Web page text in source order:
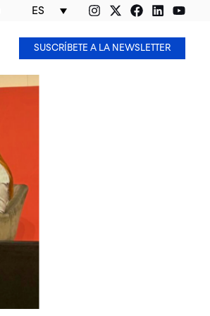
ES
SUSCRÍBETE A LA NEWSLETTER